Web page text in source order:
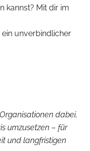
kannst? Mit dir im
unverbindlicher
dabei,
umzusetzen – für
und langfristigen